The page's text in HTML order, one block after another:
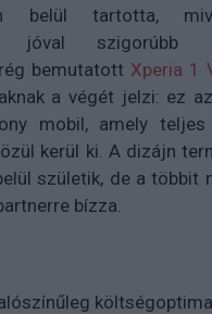
belül tartotta,
jóval szigorúbb
bemutatott Xperia 1
a végét jelzi: ez
mobil, amely teljes
kerül ki. A dizájn
születik, de a többit
bízza.